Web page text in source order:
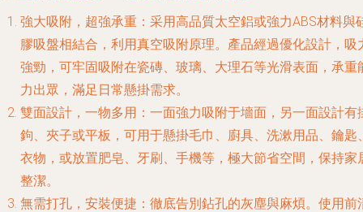
強大吸附，超強承重 ：采用高品質太空鋁或強力ABS材料與
膠吸盤相結合，利用真空吸附原理。產品經過優化設計，吸
強勁，可牢固吸附在瓷磚、玻璃、大理石等光滑表面，承重
力出眾，滿足日常懸掛需求。
雙面設計，一物多用 ：一面強力吸附于墻面，另一面設計有
鉤、夾子或平板，可用于懸掛毛巾、廚具、洗漱用品、鑰匙
衣物，或放置肥皂、牙刷、手機等，極大節省空間，保持家
整潔。
無需打孔，安裝便捷 ：徹底告別鉆孔的灰塵與麻煩。使用前